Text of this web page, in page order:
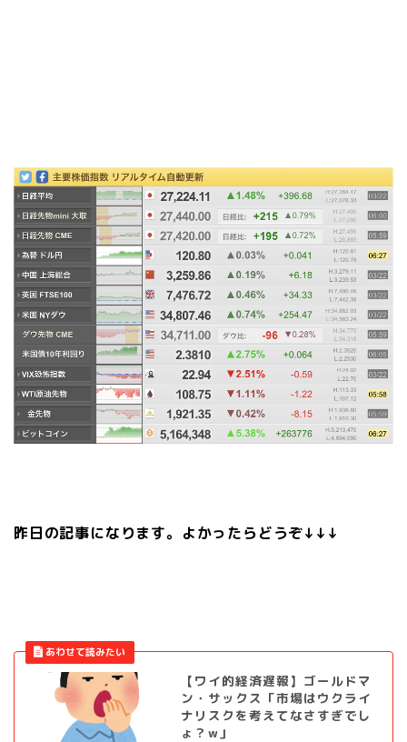
昨日の記事になります。よかったらどうぞ↓↓↓
【ワイ的経済遅報】ゴールドマ
ン・サックス「市場はウクライ
ナリスクを考えてなさすぎでし
ょ？w」